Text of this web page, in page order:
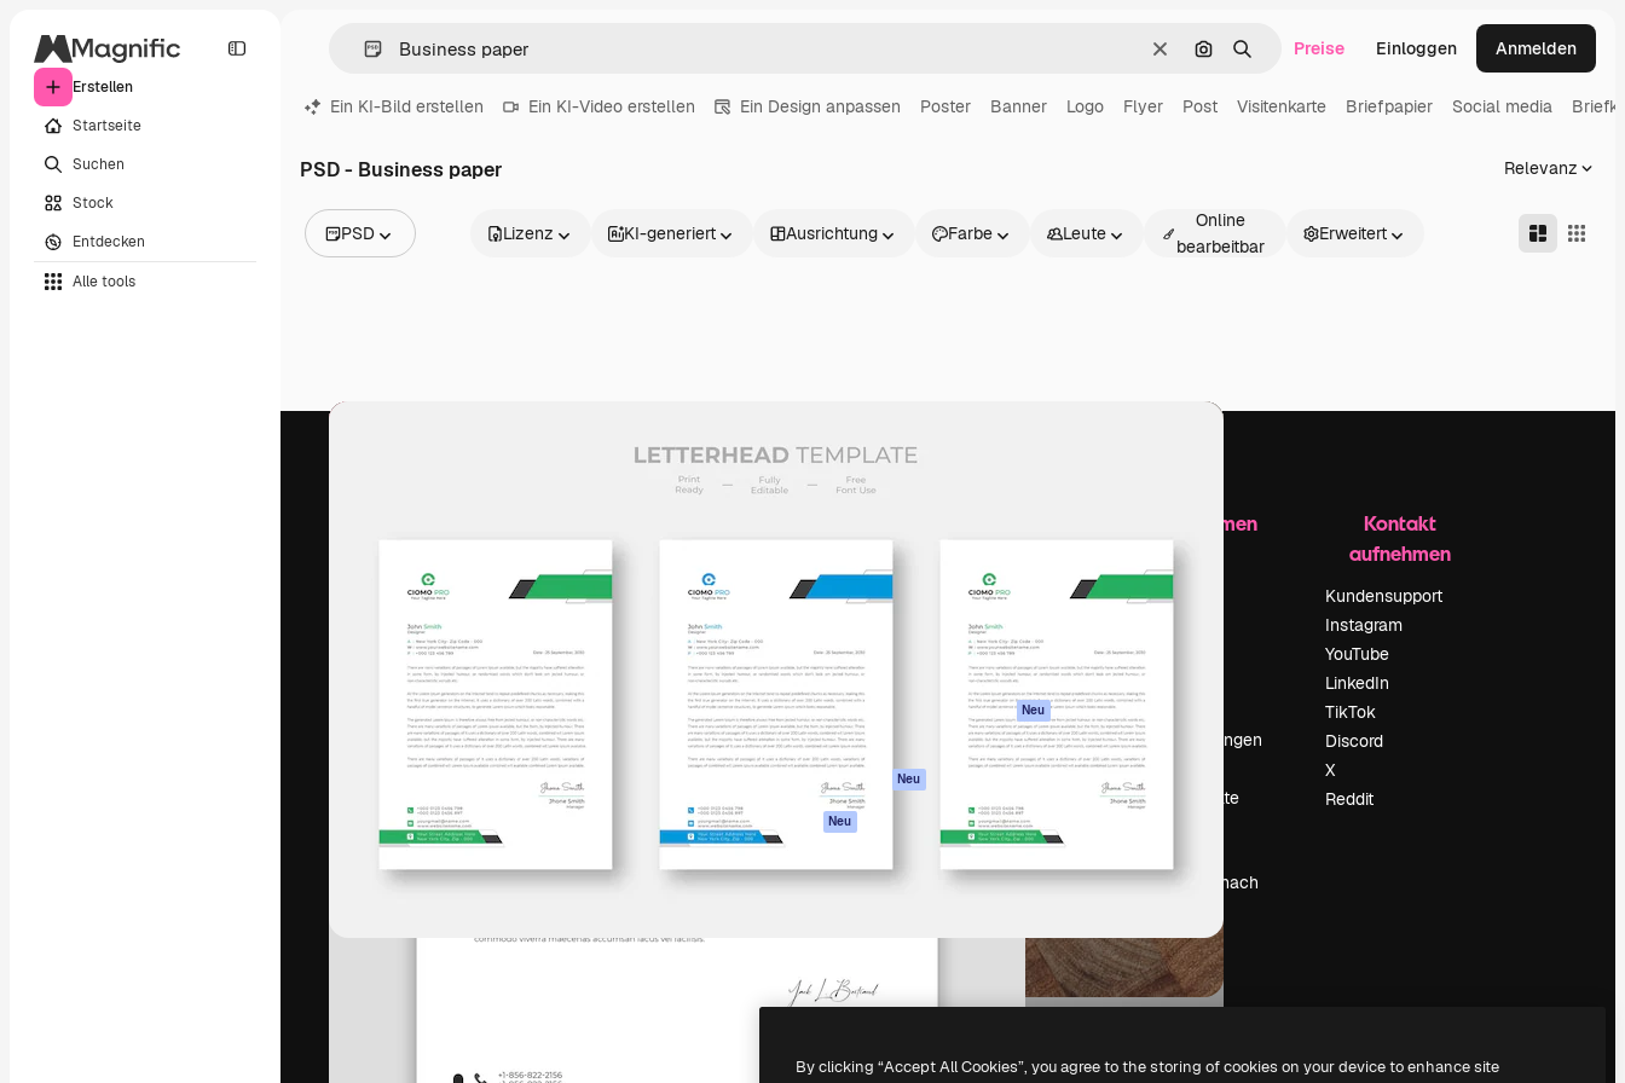
Erstellen
Startseite
Suchen
Stock
Entdecken
Alle tools
LöschenNach Bild suchen
SuchenPreise Einloggen Anmelden
Ein KI-Bild erstellen Ein KI-Video erstellen Ein Design anpassen Poster Banner Logo Flyer Post Visitenkarte Briefpapier Social media
PSD - Business paper Relevanz
PSD
Videos
Lizenz KI-generiert Ausrichtung Farbe Leute
Online
bearbeitbar
Erweitert
Die kreative Plattform, um deine beste
Arbeit zu verwirklichen. Mehr als 1 Million
Abonnenten unter Kreativen, Unternehmen,
Agenturen und Studios.
Deutsch
KI-Assistent
KI-Videogenerator
KI-
Stimmengenerator
Stock-Inhalte
MCP für
Claude/ChatGPT
Neu
Neu
API
Mobile App
Dokumentation
Support
AGB
Datenschutzerklärung
Originale Neu
Cookie-Richtlinie
Vertrauenszentrum
Unternehmen
Unternehmen
Preise
Über uns
Karriere
Suchtrends
Veranstaltungen
Slidesgo
Deine Inhalte
Suchst du nach
Kontakt
aufnehmen
Kundensupport
Instagram
YouTube
LinkedIn
TikTok
Discord
X
Reddit
Alle Rechte vorbehalten
By clicking “Accept All Cookies”, you agree to the storing of cookies on your device to enhance site